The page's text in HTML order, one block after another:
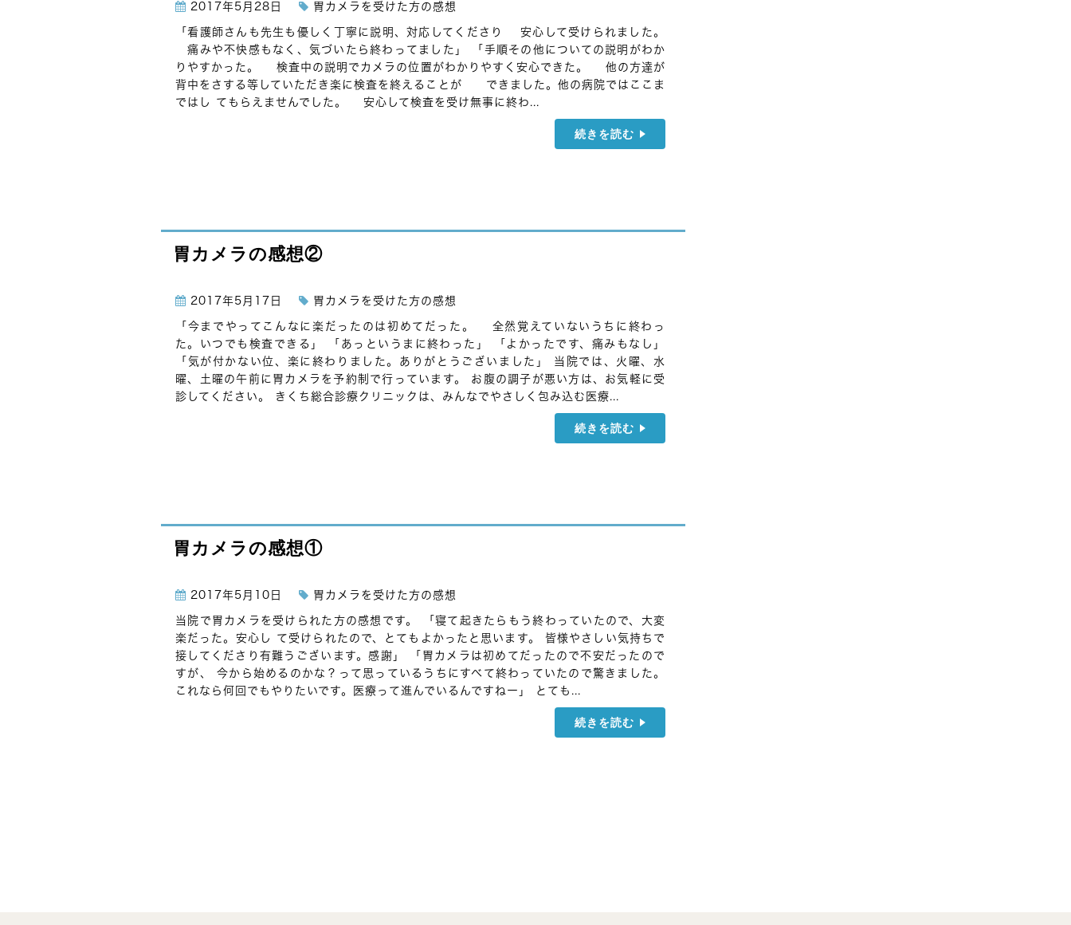
2017年5月28日 胃カメラを受けた方の感想
「看護師さんも先生も優しく丁寧に説明、対応してくださり 安心して受けられました。
痛みや不快感もなく、気づいたら終わってました」 「手順その他についての説明がわか
りやすかった。 検査中の説明でカメラの位置がわかりやすく安心できた。 他の方達が
背中をさする等していただき楽に検査を終えることが できました。他の病院ではここま
ではし てもらえませんでした。 安心して検査を受け無事に終わ...
続きを読む
胃カメラの感想②
2017年5月17日 胃カメラを受けた方の感想
「今までやってこんなに楽だったのは初めてだった。 全然覚えていないうちに終わっ
た。いつでも検査できる」 「あっというまに終わった」 「よかったです、痛みもなし」
「気が付かない位、楽に終わりました。ありがとうございました」 当院では、火曜、水
曜、土曜の午前に胃カメラを予約制で行っています。 お腹の調子が悪い方は、お気軽に受
診してください。 きくち総合診療クリニックは、みんなでやさしく包み込む医療...
続きを読む
胃カメラの感想①
2017年5月10日 胃カメラを受けた方の感想
当院で胃カメラを受けられた方の感想です。 「寝て起きたらもう終わっていたので、大変
楽だった。安心し て受けられたので、とてもよかったと思います。 皆様やさしい気持ちで
接してくださり有難うございます。感謝」 「胃カメラは初めてだったので不安だったので
すが、 今から始めるのかな？って思っているうちにすべて終わっていたので驚きました。
これなら何回でもやりたいです。医療って進んでいるんですねー」 とても...
続きを読む